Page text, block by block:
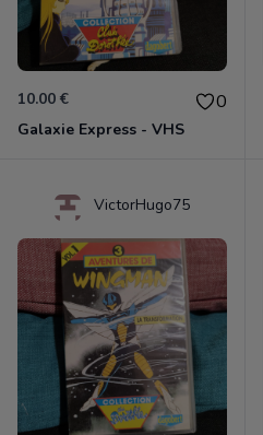
10.00 € 0
Galaxie Express - VHS
VictorHugo75